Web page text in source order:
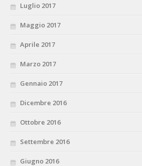
Luglio 2017
Maggio 2017
Aprile 2017
Marzo 2017
Gennaio 2017
Dicembre 2016
Ottobre 2016
Settembre 2016
Giugno 2016